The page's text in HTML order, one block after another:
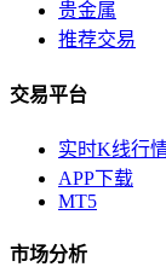
贵金属
推荐交易
交易平台
实时K线行
APP下载
MT5
市场分析